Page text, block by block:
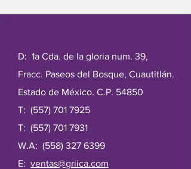
D: 1a Cda. de la gloria num. 39,
Fracc. Paseos del Bosque, Cuautitlán.
Estado de México. C.P. 54850
T: (557) 701 7925
T: (557) 701 7931
W.A: (558) 327 6399
E: ventas@griica.com